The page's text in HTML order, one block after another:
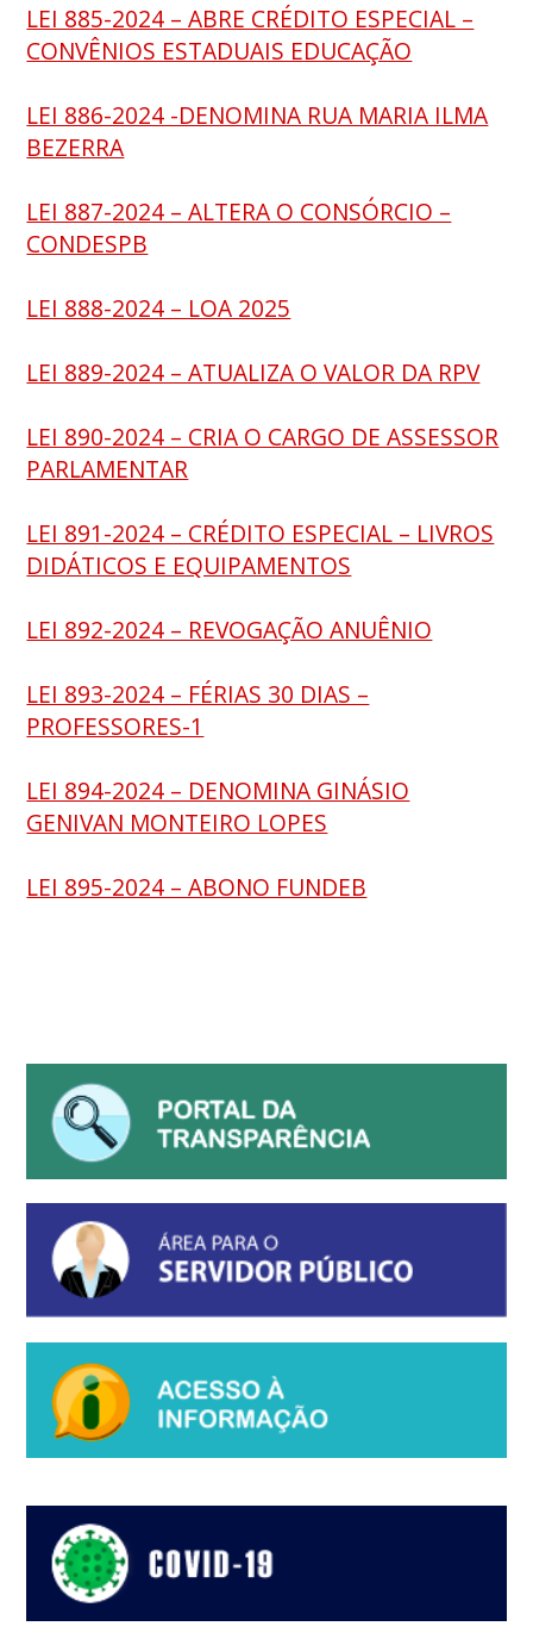
LEI 885-2024 – ABRE CRÉDITO ESPECIAL –
CONVÊNIOS ESTADUAIS EDUCAÇÃO
LEI 886-2024 -DENOMINA RUA MARIA ILMA
BEZERRA
LEI 887-2024 – ALTERA O CONSÓRCIO –
CONDESPB
LEI 888-2024 – LOA 2025
LEI 889-2024 – ATUALIZA O VALOR DA RPV
LEI 890-2024 – CRIA O CARGO DE ASSESSOR
PARLAMENTAR
LEI 891-2024 – CRÉDITO ESPECIAL – LIVROS
DIDÁTICOS E EQUIPAMENTOS
LEI 892-2024 – REVOGAÇÃO ANUÊNIO
LEI 893-2024 – FÉRIAS 30 DIAS –
PROFESSORES-1
LEI 894-2024 – DENOMINA GINÁSIO
GENIVAN MONTEIRO LOPES
LEI 895-2024 – ABONO FUNDEB